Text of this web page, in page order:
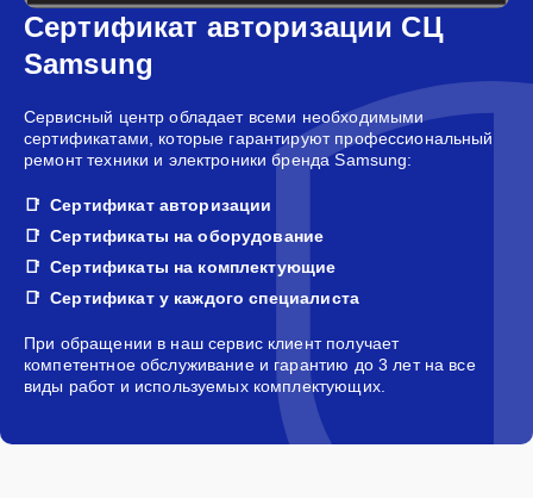
Сертификат авторизации СЦ
Samsung
Сервисный центр обладает всеми необходимыми
сертификатами, которые гарантируют профессиональный
ремонт техники и электроники бренда Samsung:
Сертификат авторизации
Сертификаты на оборудование
Сертификаты на комплектующие
Сертификат у каждого специалиста
При обращении в наш сервис клиент получает
компетентное обслуживание и гарантию до 3 лет на все
виды работ и используемых комплектующих.